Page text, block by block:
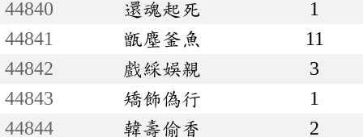
44840
還魂起死
1
44841
甑塵釜魚
11
44842
戲綵娛親
3
44843
矯飾偽行
1
44844
韓壽偷香 2